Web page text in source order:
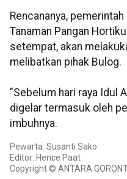
Rencananya,
Tanaman Pangan
setempat, akan
melibatkan pihak Bulog.
"Sebelum hari raya Idul
digelar termasuk oleh
imbuhnya.
Pewarta: Susanti Sako
Editor: Hence Paat
Copyright © ANTARA